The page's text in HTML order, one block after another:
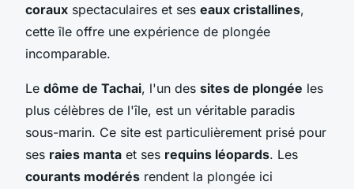
coraux spectaculaires et ses eaux cristallines,
cette île offre une expérience de plongée
incomparable.
Le dôme de Tachai, l'un des sites de plongée les
plus célèbres de l'île, est un véritable paradis
sous-marin. Ce site est particulièrement prisé pour
ses raies manta et ses requins léopards. Les
courants modérés rendent la plongée ici